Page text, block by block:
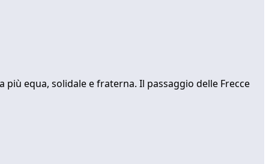
equa, solidale e fraterna. Il passaggio delle Frecce